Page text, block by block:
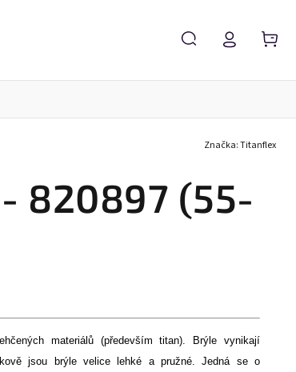
- 820897 (55-
materiálů (především titan). Brýle vynikají
jsou brýle velice lehké a pružné. Jedná se o
Značka:Titanflex